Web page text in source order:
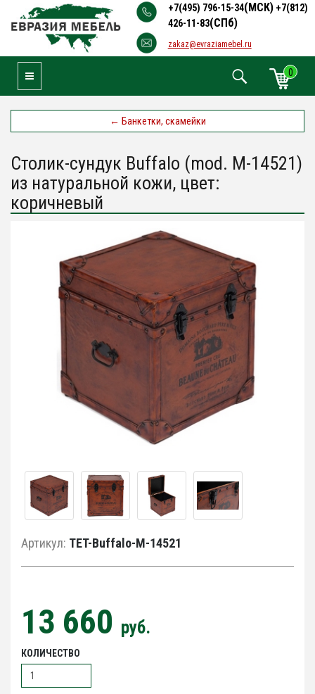
+7(495) 796-15-34(МСК) +7(812)
426-11-83(СПб)
zakaz@evraziamebel.ru
0
Toggle Navigation
← Банкетки, скамейки
Столик-сундук Buffalo (mod. М-14521)
из натуральной кожи, цвет:
коричневый
Артикул: TET-Buffalo-M-14521
13 660 руб.
КОЛИЧЕСТВО